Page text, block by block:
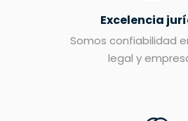
Excelencia
Somos confiabilidad
legal y